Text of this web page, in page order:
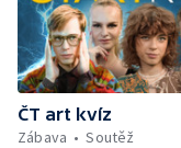
ČT art kvíz
Zábava
Soutěž